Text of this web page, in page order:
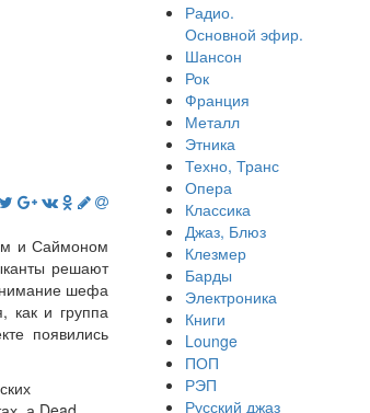
и Саймоном
решают
шефа
как и группа
появились
Радио.
Основной эфир.
Шансон
Рок
Франция
Металл
Этника
Техно, Транс
Опера
Классика
Джаз, Блюз
Клезмер
Барды
Электроника
Книги
Lounge
ПОП
РЭП
Русский джаз